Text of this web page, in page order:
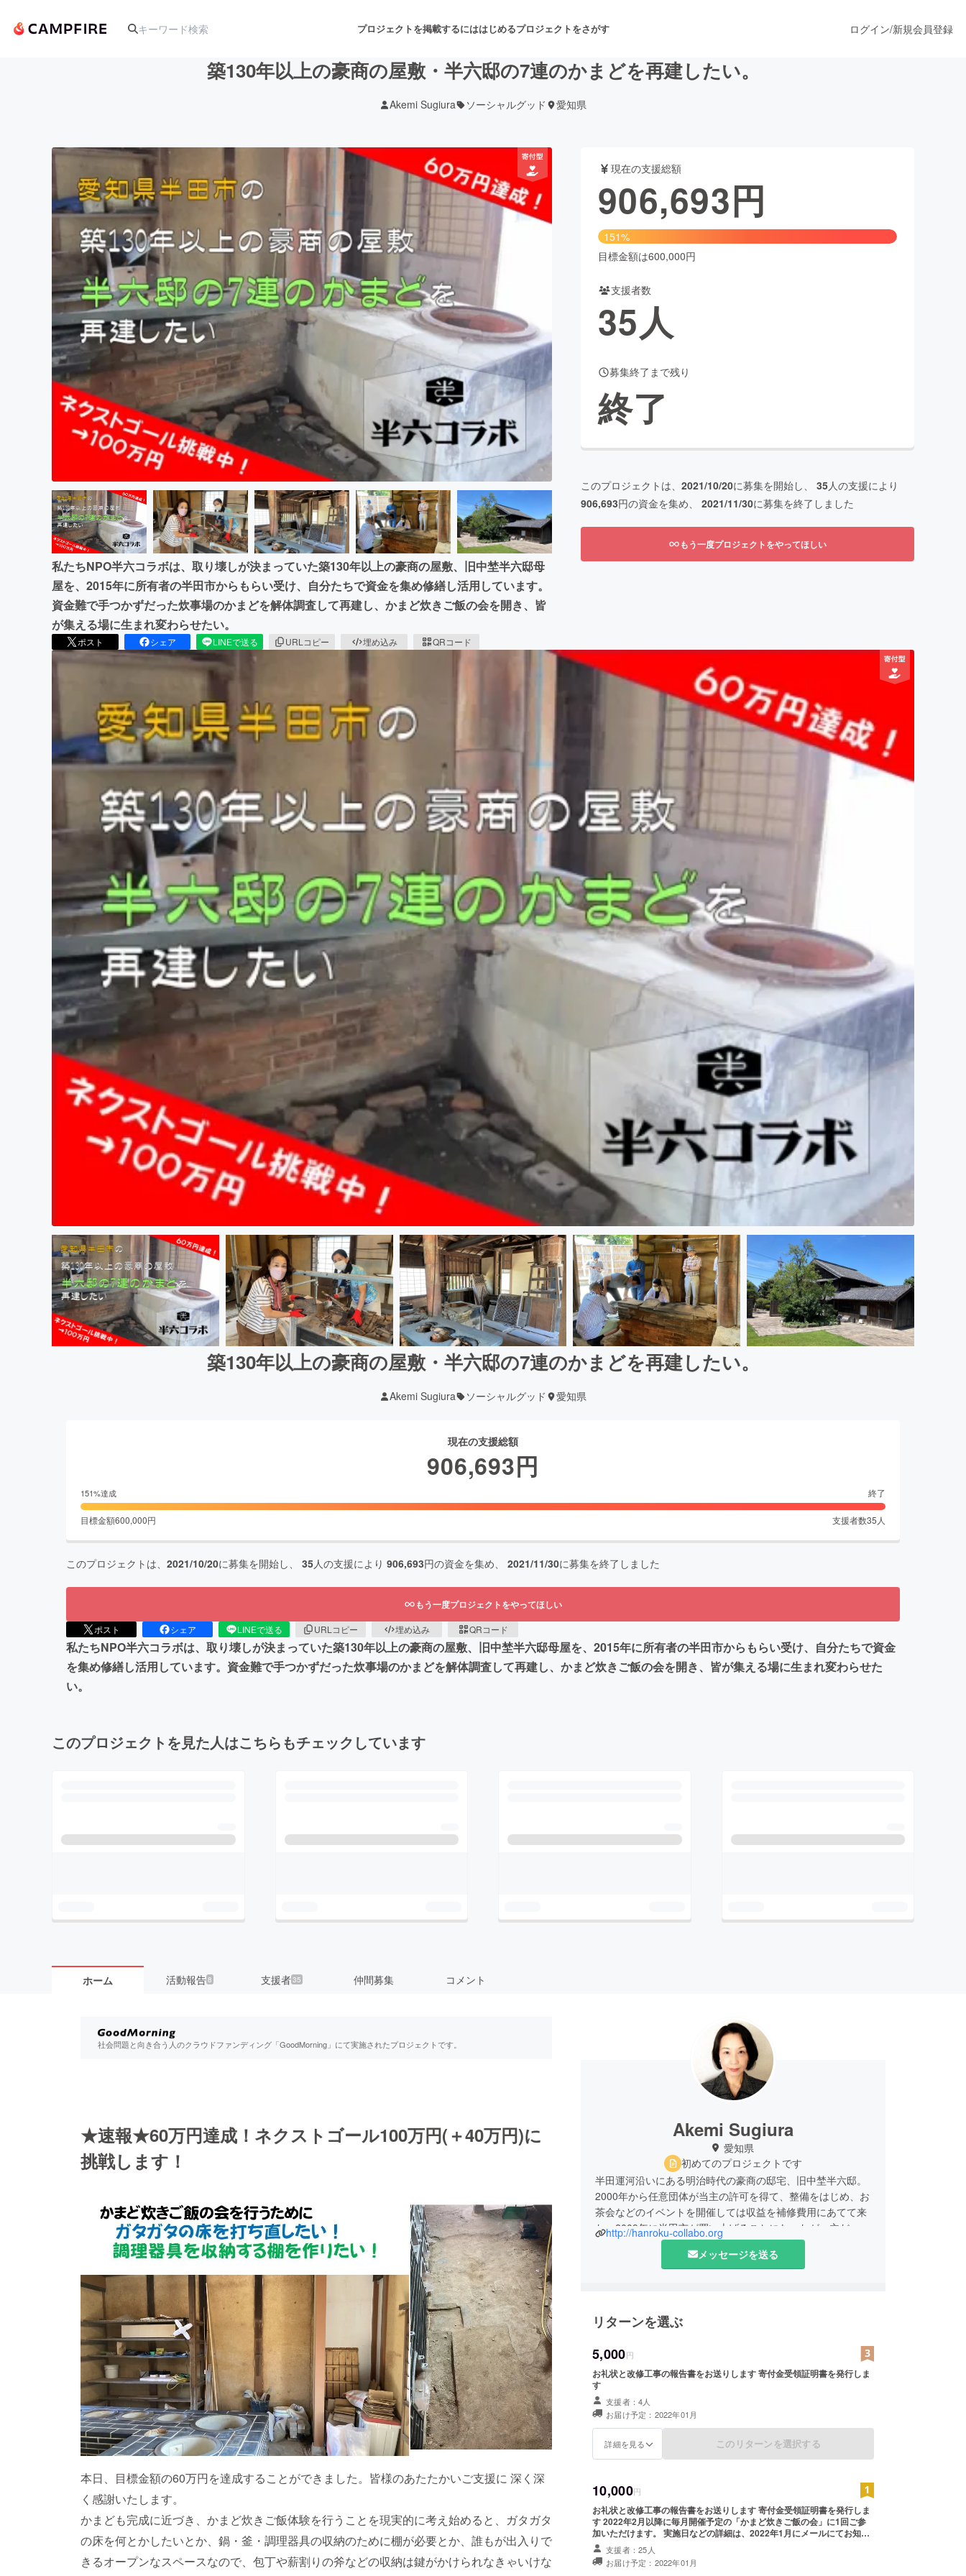
プロジェクトを掲載するにははじめるプロジェクトをさがす
アート・写真 舞台・パフォーマンス
テクノロジー・ガジェット ゲーム・サービス開発 フード・飲食店 ファッション
映像・映画 書籍・雑誌出版
ビジネス・起業 チャレンジ ビューティー・ヘルスケア
まちづくり・地域活性化
CAMPFIRE for Social GoodCAMPFIRE Creation
CAMPFIREふるさと納税
machi-ya
ログイン/新規会員登録
築130年以上の豪商の屋敷・半六邸の7連のかまどを再建したい。
Akemi Sugiura ソーシャルグッド 愛知県
私たちNPO半六コラボは、取り壊しが決まっていた築130年以上の豪商の屋敷、旧中埜半六邸母
屋を、2015年に所有者の半田市からもらい受け、自分たちで資金を集め修繕し活用しています。
資金難で手つかずだった炊事場のかまどを解体調査して再建し、かまど炊きご飯の会を開き、皆
が集える場に生まれ変わらせたい。
ポスト シェア LINEで送る URLコピー 埋め込み QRコード
現在の支援総額
906,693円
151%
目標金額は600,000円
支援者数
35人
募集終了まで残り
終了
このプロジェクトは、 2021/10/20に募集を開始し、 35人の支援により
906,693円の資金を集め、 2021/11/30に募集を終了しました
もう一度プロジェクトをやってほしい
築130年以上の豪商の屋敷・半六邸の7連のかまどを再建したい。
Akemi Sugiura ソーシャルグッド 愛知県
現在の支援総額
906,693円
151%達成 終了
目標金額600,000円 支援者数35 人
このプロジェクトは、 2021/10/20に募集を開始し、 35人の支援により 906,693円の資金を集め、 2021/11/30に募集を終了しました
もう一度プロジェクトをやってほしい
ポスト シェア LINEで送る URLコピー 埋め込み QRコード
私たちNPO半六コラボは、取り壊しが決まっていた築130年以上の豪商の屋敷、旧中埜半六邸母屋を、2015年に所有者の半田市からもらい受け、自分たちで資金
を集め修繕し活用しています。資金難で手つかずだった炊事場のかまどを解体調査して再建し、かまど炊きご飯の会を開き、皆が集える場に生まれ変わらせた
い。
このプロジェクトを見た人はこちらもチェックしています
ホーム 活動報告8 支援者35 仲間募集 コメント
社会問題と向き合う人のクラウドファンディング「GoodMorning」にて実施されたプロジェクトです。
★速報★60万円達成！ネクストゴール100万円(＋40万円)に
挑戦します！
本日、目標金額の60万円を達成することができました。皆様のあたたかいご支援に 深く深
く感謝いたします。
かまども完成に近づき、かまど炊きご飯体験を行うことを現実的に考え始めると、ガタガタ
の床を何とかしたいとか、鍋・釜・調理器具の収納のために棚が必要とか、誰もが出入りで
きるオープンなスペースなので、包丁や薪割りの斧などの収納は鍵がかけられなきゃいけな
Akemi Sugiura
愛知県
初めてのプロジェクトです
半田運河沿いにある明治時代の豪商の邸宅、旧中埜半六邸。
2000年から任意団体が当主の許可を得て、整備をはじめ、お
茶会などのイベントを開催しては収益を補修費用にあてて来
た。2009年に半田市が買い上げることになったが、主だった
建物は取り壊しを決定した。
2010年 半田市にある旧中埜半六邸取り壊し反対署名を展
択される
半田市長、取り壊しを撤回
2015年 旧中埜半六邸、リニューアルオープン
2018年 認定NPO法人取得
2021年 登録有形文化財申請中
http://hanroku-collabo.org
メッセージを送る
リターンを選ぶ
5,000円
お礼状と改修工事の報告書をお送りします 寄付金受領証明書を発行しま
す
支援者：4人
お届け予定：2022年01月
詳細を見る このリターンを選択する
10,000円
お礼状と改修工事の報告書をお送りします 寄付金受領証明書を発行しま
す 2022年2月以降に毎月開催予定の「かまど炊きご飯の会」に1回ご参
加いただけます。 実施日などの詳細は、2022年1月にメールにてお知ら
せします。 参加に伴う交通費は参加者負担とさせていただきます。
支援者：25人
お届け予定：2022年01月